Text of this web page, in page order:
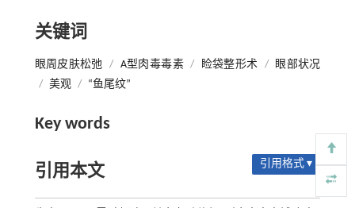
关键词
眼周皮肤松弛 / A型肉毒毒素 / 睑袋整形术 /
眼部状况
/ 美观 / “鱼尾纹”
Key words
引用本文 引用格式 ▾